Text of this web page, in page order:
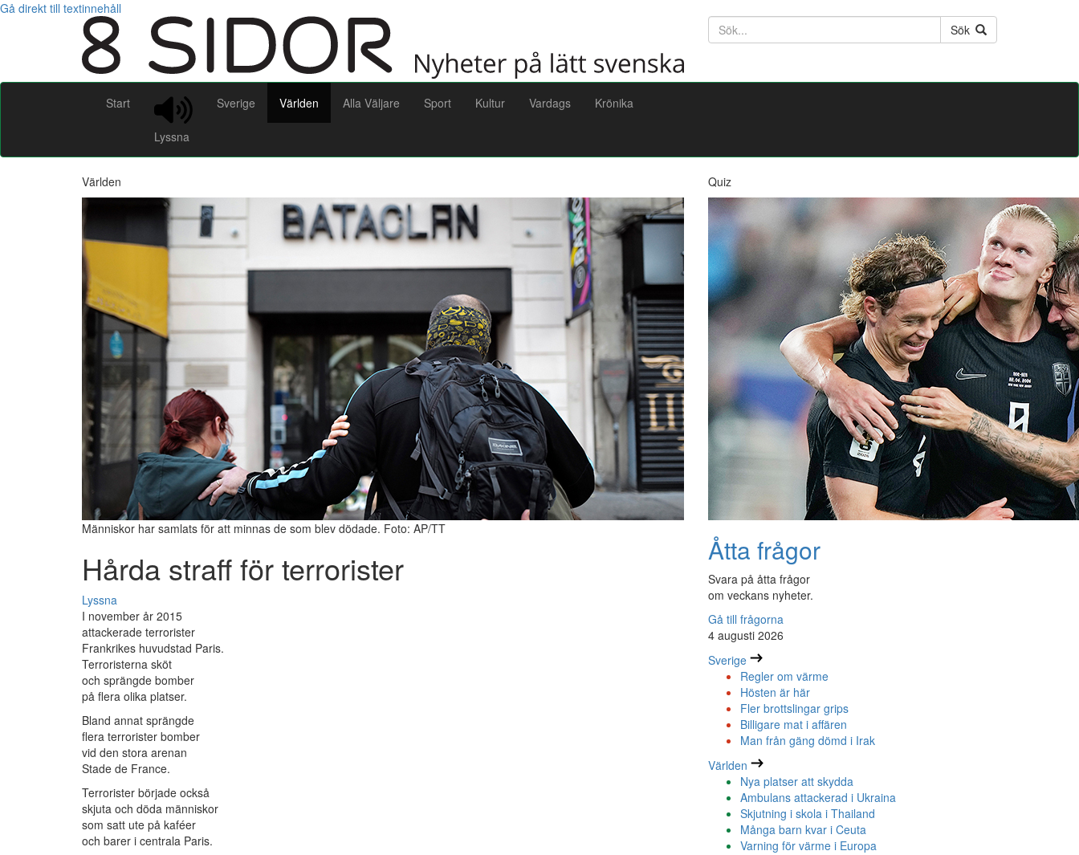
Gå direkt till textinnehåll
Söktext
Sök
Start
Lyssna
Sverige Världen Alla Väljare Sport Kultur Vardags Krönika
Världen
Människor har samlats för att minnas de som blev dödade. Foto: AP/TT
Hårda straff för terrorister
Lyssna
I november år 2015
attackerade terrorister
Frankrikes huvudstad Paris.
Terroristerna sköt
och sprängde bomber
på flera olika platser.
Bland annat sprängde
flera terrorister bomber
vid den stora arenan
Stade de France.
Terrorister började också
skjuta och döda människor
som satt ute på kaféer
och barer i centrala Paris.
Quiz
Åtta frågor
Svara på åtta frågor
om veckans nyheter.
Gå till frågorna
4 augusti 2026
Sverige
Regler om värme
Hösten är här
Fler brottslingar grips
Billigare mat i affären
Man från gäng dömd i Irak
Världen
Nya platser att skydda
Ambulans attackerad i Ukraina
Skjutning i skola i Thailand
Många barn kvar i Ceuta
Varning för värme i Europa